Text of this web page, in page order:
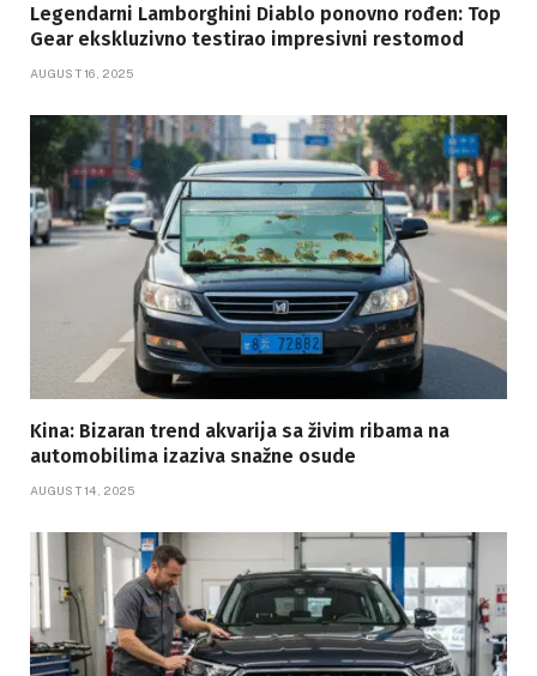
Legendarni Lamborghini Diablo ponovno rođen: Top
Gear ekskluzivno testirao impresivni restomod
AUGUST 16, 2025
Kina: Bizaran trend akvarija sa živim ribama na
automobilima izaziva snažne osude
AUGUST 14, 2025